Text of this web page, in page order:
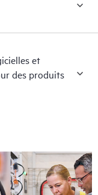
et
des produits